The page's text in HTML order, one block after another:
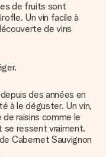
de fruits sont
Un vin facile à
de vins
des années en
à le déguster. Un vin,
raisins comme le
ressent vraiment.
Cabernet Sauvignon